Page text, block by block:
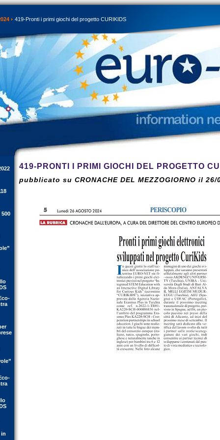
419-Pronti i primi giochi del progetto CURIKIDS
500
in
419-PRONTI I PRIMI GIOCHI DEL PROGETTO
pubblicato su CRONACHE DEL MEZZOGIORNO il 26/